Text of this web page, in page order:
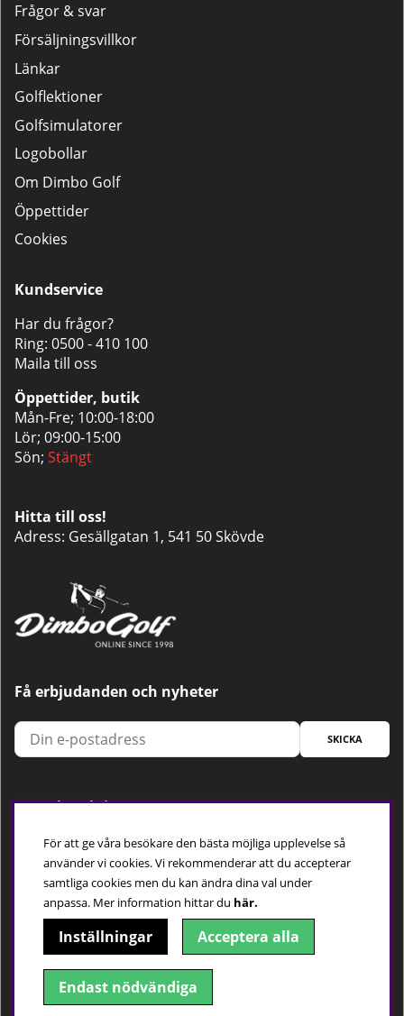
Frågor & svar
Försäljningsvillkor
Länkar
Golflektioner
Golfsimulatorer
Logobollar
Om Dimbo Golf
Öppettider
Cookies
Kundservice
Har du frågor?
Ring: 0500 - 410 100
Maila till oss
Öppettider, butik
Mån-Fre; 10:00-18:00
Lör; 09:00-15:00
Sön; Stängt
Hitta till oss!
Adress: Gesällgatan 1, 541 50 Skövde
Få erbjudanden och nyheter
SKICKA
Trygg betalning
Följ oss
För att ge våra besökare den bästa möjliga upplevelse så
använder vi cookies. Vi rekommenderar att du accepterar
samtliga cookies men du kan ändra dina val under
anpassa. Mer information hittar du här.
Inställningar Acceptera alla
Endast nödvändiga